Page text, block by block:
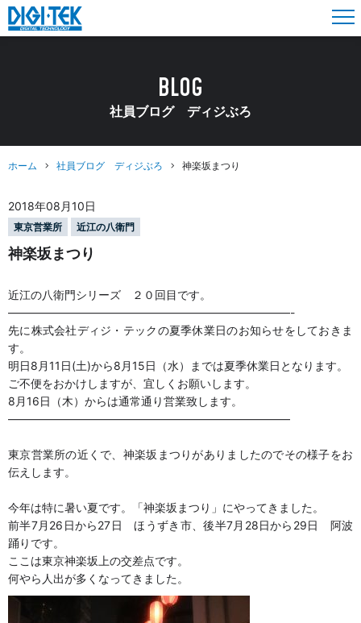
BLOG
社員ブログ ディジぶろ
ホーム 社員ブログ ディジぶろ 神楽坂まつり
2018年08月10日
東京営業所 近江の八衛門
神楽坂まつり
近江の八衛門シリーズ ２０回目です。
—————————————————————————-
先に株式会社ディジ・テックの夏季休業日のお知らせをしておきま
す。
明日8月11日(土)から8月15日（水）までは夏季休業日となります。
ご不便をおかけしますが、宜しくお願いします。
8月16日（木）からは通常通り営業致します。
—————————————————————————
東京営業所の近くで、神楽坂まつりがありましたのでその様子をお
伝えします。
今年は特に暑い夏です。「神楽坂まつり」にやってきました。
前半7月26日から27日 ほうずき市、後半7月28日から29日 阿波
踊りです。
ここは東京神楽坂上の交差点です。
何やら人出が多くなってきました。